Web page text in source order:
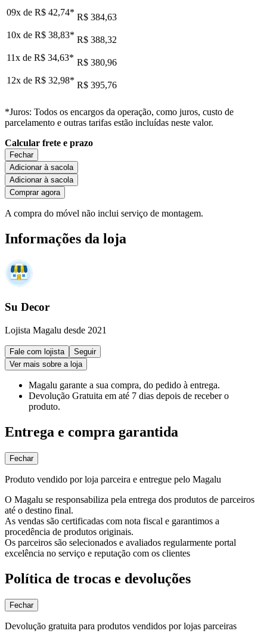
09x de R$ 42,74* R$ 384,63
10x de R$ 38,83* R$ 388,32
11x de R$ 34,63* R$ 380,96
12x de R$ 32,98* R$ 395,76
*Juros: Todos os encargos da operação, como juros, custo de
parcelamento e outras tarifas estão incluídas neste valor.
Calcular frete e prazo
Fechar
Adicionar à sacola
Adicionar à sacola
Comprar agora
A compra do móvel não inclui serviço de montagem.
Informações da loja
Su Decor
Lojista Magalu desde 2021
Fale com lojista
Seguir
Ver mais sobre a loja
Magalu garante a sua compra, do pedido à entrega.
Devolução Gratuita em até 7 dias depois de receber o
produto.
Entrega e compra garantida
Fechar
Produto vendido por loja parceira e entregue pelo Magalu
O Magalu se responsabiliza pela entrega dos produtos de parceiros
até o destino final.
As vendas são certificadas com nota fiscal e garantimos a
procedência de produtos originais.
Os parceiros são selecionados e avaliados regularmente portal
excelência no serviço e reputação com os clientes
Política de trocas e devoluções
Fechar
Devolução gratuita para produtos vendidos por lojas parceiras